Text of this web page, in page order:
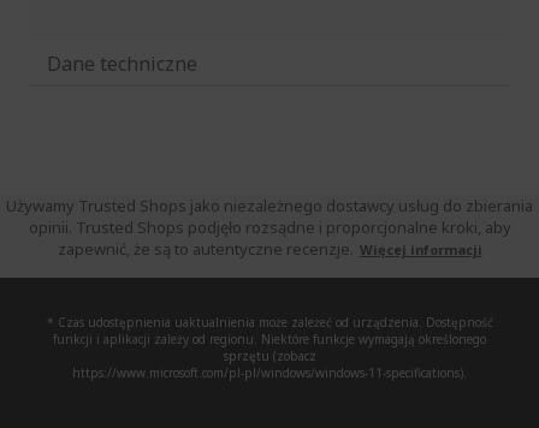
Dane techniczne
Używamy Trusted Shops jako niezależnego dostawcy usług do zbierania
opinii. Trusted Shops podjęło rozsądne i proporcjonalne kroki, aby
zapewnić, że są to autentyczne recenzje. Więcej informacji
* Czas udostępnienia uaktualnienia może zależeć od urządzenia. Dostępność
funkcji i aplikacji zależy od regionu. Niektóre funkcje wymagają określonego
sprzętu (zobacz
https://www.microsoft.com/pl-pl/windows/windows-11-specifications).